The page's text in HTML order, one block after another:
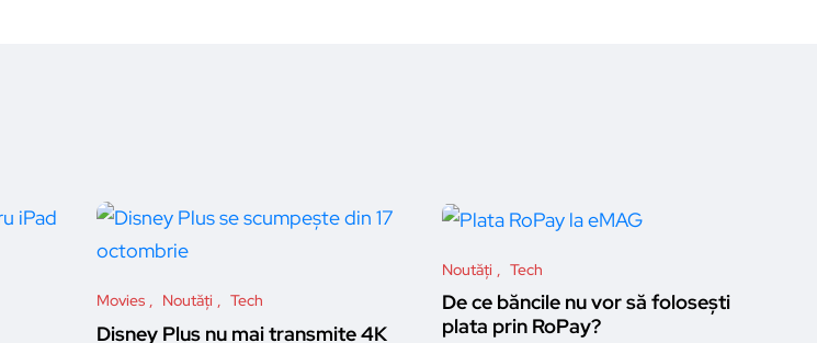
Movies Noutăți Tech
Disney Plus nu mai transmite 4K
Noutăți Tech
De ce băncile nu vor să folosești
plata prin RoPay?